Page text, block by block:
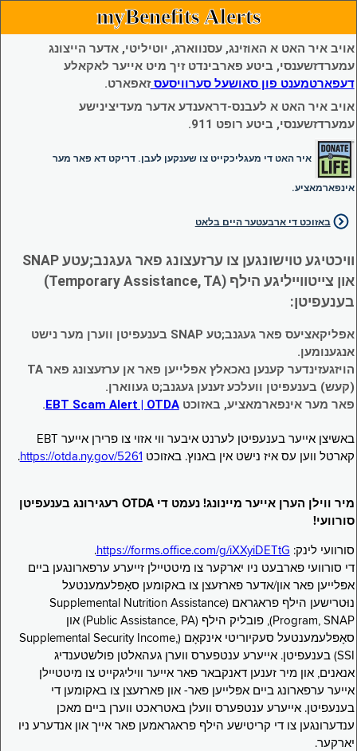
myBenefits Alerts
אויב איר האט א האוזינג, עסנווארג, יוטיליטי, אדער הייצונג
עמערדזשענסי, ביטע פארבינדט זיך מיט אייער לאקאלע
דעפארטמענט פון סאושעל סערוויסעסזאפארט.
אויב איר האט א לעבנס-דראענדע אדער מעדיצינישע
עמערדזשענסי, ביטע רופט 911.
איר האט די מעגליכקייט צו שענקען לעבן. דריקט דא פאר מער
אינפארמאציע.
באזוכט די ארבעטער היים בלאט
וויכטיגע טוישונגען צו ערזעצונג פאר געגנב;עטע SNAP
און צייטווייליגע הילף (Temporary Assistance, TA)
בענעפיטן:
אפליקאציעס פאר געגנב;טע SNAP בענעפיטן ווערן מער נישט
אנגענומען.
הויזגעזינדער קענען נאכאלץ אפּלייען פאר אן ערזעצונג פאר TA
(קעש) בענעפיטן וועלכע זענען געגנב;ט געווארן.
פאר מער אינפארמאציע, באזוכטEBT Scam Alert | OTDA
.
באשיצן אייער בענעפיטן לערנט איבער ווי אזוי צו פרירן אייער EBT
קארטל ווען עס איז נישט אין באנוץ. באזוכט https://otda.ny.gov/5261
.
מיר ווילן הערן אייער מיינונג! נעמט די OTDA רעגירונג בענעפיטן
סורוועי!
סורוועי לינק: https://forms.office.com/g/iXXyiDETtG
.
די סורוועי פארבעט ניו יארקער צו מיטטיילן זייערע ערפארונגען ביים
אפּלייען פאר און/אדער פארזעצן צו באקומען סאָפּלעמענטעל
נוּטרישען הילף פראגראם (Supplemental Nutrition Assistance
Program, SNAP), פובליק הילף (Public Assistance, PA) און
סאָפּלעמענטעל סעקיוריטי אינקאָם (Supplemental Security Income,
SSI) בענעפיטן. אייערע ענטפערס ווערן געהאלטן פולשטענדיג
אנאנים, און מיר זענען דאנקבאר פאר אייער וויליגקייט צו מיטטיילן
אייער ערפארונג ביים אפּלייען פאר- און פארזעצן צו באקומען די
בענעפיטן. אייערע ענטפערס וועלן באטראכט ווערן ביים מאכן
ענדערונגען צו די קריטישע הילף פראגראמען פאר אייך און אנדערע ניו
יארקער.